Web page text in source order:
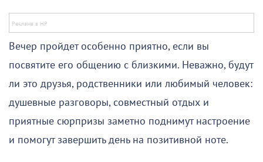
Вечер пройдет особенно приятно, если вы
посвятите его общению с близкими. Неважно, будут
ли это друзья, родственники или любимый человек:
душевные разговоры, совместный отдых и
приятные сюрпризы заметно поднимут настроение
и помогут завершить день на позитивной ноте.